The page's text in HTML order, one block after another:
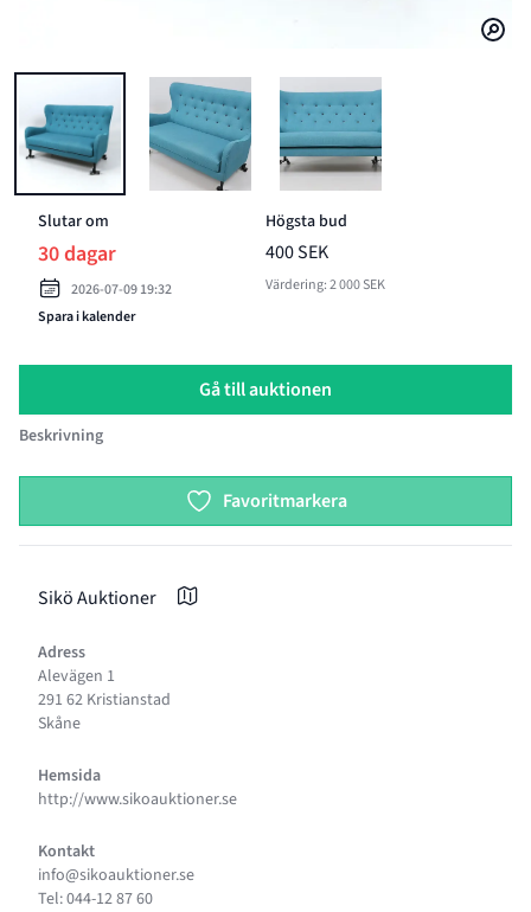
BILD 1 AV SOFFA, YLLE, LACKAT TRÄ. SITS MÖBLER "RITZ", 2000-
BILD 2 AV SOFFA, YLLE, LACKAT TRÄ. SITS
BILD 3 AV SOFFA, YLLE,
Slutar om
30 dagar
2026-07-09 19:32
Spara i kalender
Högsta bud
400 SEK
Värdering: 2 000 SEK
Gå till auktionen
Beskrivning
Favoritmarkera
Sikö Auktioner
Adress
Alevägen 1
291 62 Kristianstad
Skåne
Hemsida
http://www.sikoauktioner.se
Kontakt
info@sikoauktioner.se
Tel: 044-12 87 60